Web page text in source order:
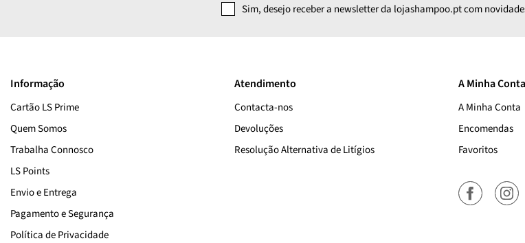
Sim, desejo receber a newsletter da lojashampoo.pt com
Informação
Cartão LS Prime
Quem Somos
Trabalha Connosco
LS Points
Envio e Entrega
Pagamento e Segurança
Política de Privacidade
Atendimento
Contacta-nos
Devoluções
Resolução Alternativa de Litígios
A Minha Conta
A Minha Conta
Encomendas
Favoritos